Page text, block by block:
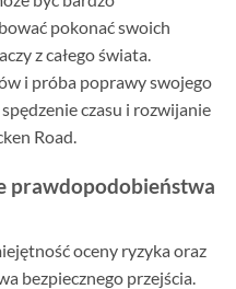
pokonać swoich
z całego świata.
i próba poprawy swojego
czasu i rozwijanie
Road.
prawdopodobieństwa
oceny ryzyka oraz
bezpiecznego przejścia.